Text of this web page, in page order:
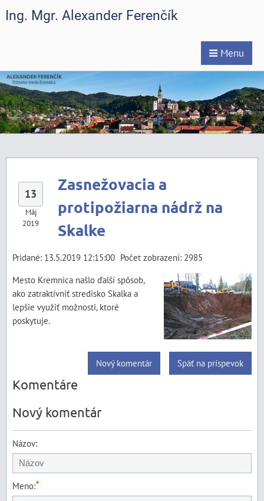
Ing. Mgr. Alexander Ferenčík
Menu
13
Máj
2019
Zasnežovacia a
protipožiarna nádrž na
Skalke
Pridané: 13.5.2019 12:15:00 Počet zobrazení: 2985
Mesto Kremnica našlo ďalší spôsob,
ako zatraktívniť stredisko Skalka a
lepšie využiť možnosti, ktoré
poskytuje.
Späť na príspevok
Nový komentár
Komentáre
Nový komentár
Názov:
Meno:*